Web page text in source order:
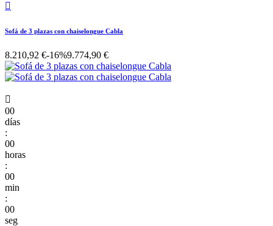

Sofá de 3 plazas con chaiselongue Cabla
8.210,92 €-16%9.774,90 €

00
días
:
00
horas
:
00
min
:
00
seg